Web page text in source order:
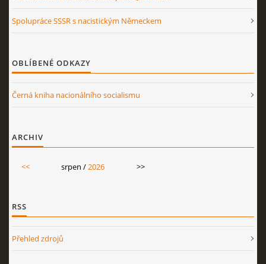
Spolupráce SSSR s nacistickým Německem
OBLÍBENÉ ODKAZY
Černá kniha nacionálního socialismu
ARCHIV
<< srpen /2026 >>
RSS
Přehled zdrojů